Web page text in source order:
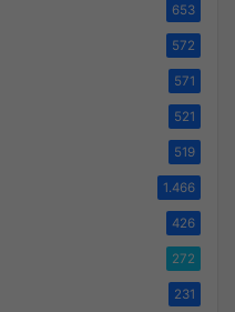
653
572
571
521
519
1.466
426
272
231